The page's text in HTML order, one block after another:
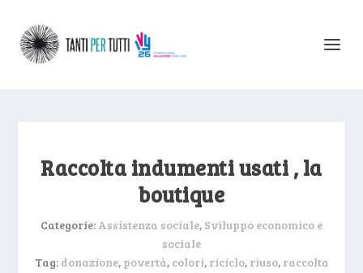
Raccolta indumenti usati , la
boutique
Categorie: Assistenza sociale, Sviluppo economico e
sociale
Tag: donazione, povertà, colori, riciclo, riuso, raccolta